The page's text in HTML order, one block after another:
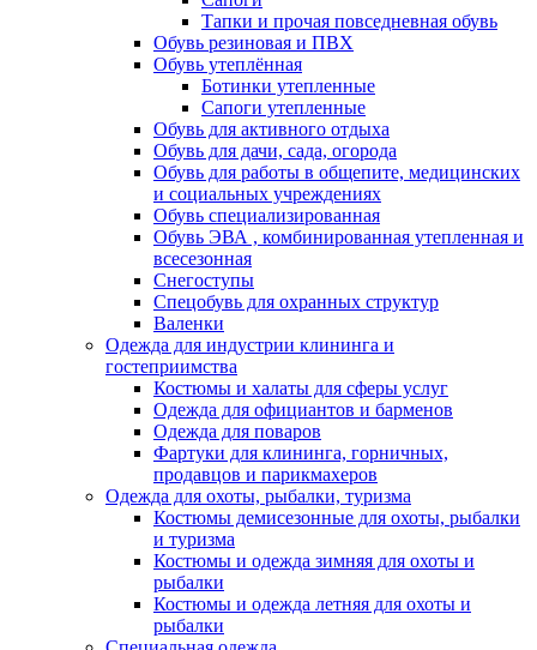
Тапки и прочая повседневная обувь
Обувь резиновая и ПВХ
Обувь утеплённая
Ботинки утепленные
Сапоги утепленные
Обувь для активного отдыха
Обувь для дачи, сада, огорода
Обувь для работы в общепите, медицинских
и социальных учреждениях
Обувь специализированная
Обувь ЭВА , комбинированная утепленная и
всесезонная
Снегоступы
Спецобувь для охранных структур
Валенки
Одежда для индустрии клининга и
гостеприимства
Костюмы и халаты для сферы услуг
Одежда для официантов и барменов
Одежда для поваров
Фартуки для клининга, горничных,
продавцов и парикмахеров
Одежда для охоты, рыбалки, туризма
Костюмы демисезонные для охоты, рыбалки
и туризма
Костюмы и одежда зимняя для охоты и
рыбалки
Костюмы и одежда летняя для охоты и
рыбалки